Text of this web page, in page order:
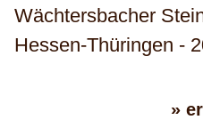
Wächtersbacher
Hessen-Thüringen -
»